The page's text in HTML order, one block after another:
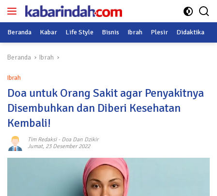
Langsung
Beranda Kabar Life Style Bisnis Ibrah Plesir Didaktika
Beranda Ibrah
Ibrah
Doa untuk Orang Sakit agar Penyakitnya
Disembuhkan dan Diberi Kesehatan
Kembali!
Tim Redaksi- Doa Dan Dzikir
Jumat, 23 Desember 2022